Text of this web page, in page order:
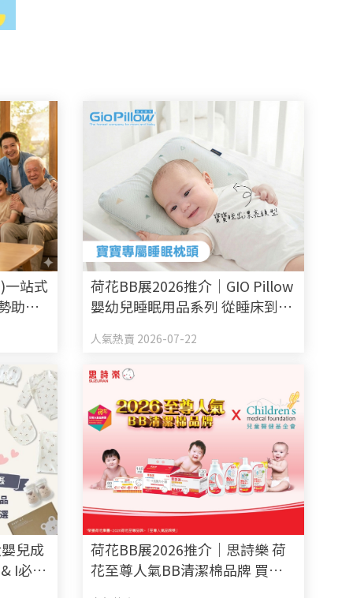
一站式
助揀
荷花BB展2026推介｜GIO Pillow
嬰幼兒睡眠用品系列 從睡床到嬰
人氣熱賣 2026-07-22
兒成
I必買
荷花BB展2026推介｜思詩樂 荷
花至尊人氣BB清潔棉品牌 買新